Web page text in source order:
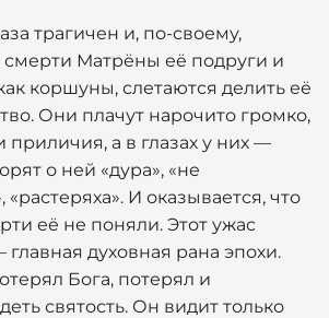
трагичен и, по-своему,
Матрёны её подруги и
коршуны, слетаются делить её
Они плачут нарочито громко,
а в глазах у них —
о ней «дура», «не
«растеряха». И оказывается, что
её не поняли. Этот ужас
духовная рана эпохи.
Бога, потерял и
святость. Он видит только